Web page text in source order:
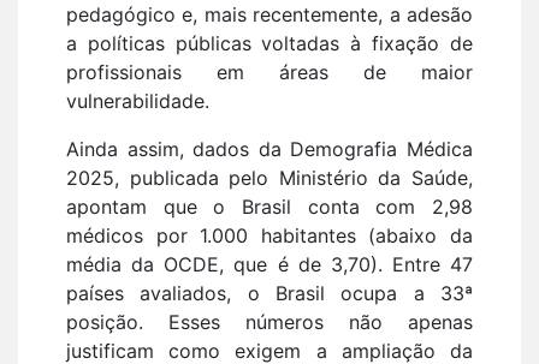
pedagógico e, mais recentemente, a adesão
a políticas públicas voltadas à fixação de
profissionais em áreas de maior
vulnerabilidade.
Ainda assim, dados da Demografia Médica
2025, publicada pelo Ministério da Saúde,
apontam que o Brasil conta com 2,98
médicos por 1.000 habitantes (abaixo da
média da OCDE, que é de 3,70). Entre 47
países avaliados, o Brasil ocupa a 33ª
posição. Esses números não apenas
justificam como exigem a ampliação da